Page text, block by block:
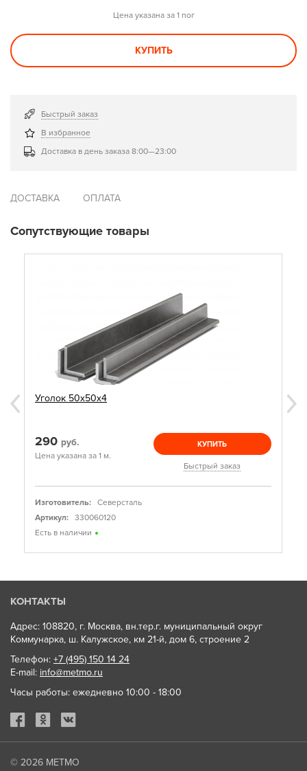
Цена указана за 1 пог
КУПИТЬ
Быстрый заказ
В избранное
Доставка в день заказа 8:00—23:00
ДОСТАВКА ОПЛАТА
Сопутствующие товары
Уголок 50х50х4
290 руб.
Цена указана за 1 м.
КУПИТЬ
Быстрый заказ
Изготовитель:
Северсталь
Артикул:
330060120
Есть в наличии
КОНТАКТЫ
Адрес: 108820, г. Москва, вн.тер.г. муниципальный округ
Коммунарка, ш. Калужское, км 21-й, дом 6, строение 2
Телефон: +7 (495) 150 14 24
E-mail: info@metmo.ru
Часы работы: ежедневно 10:00 - 18:00
© 2026 МЕТМО